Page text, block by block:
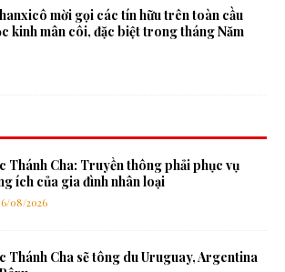
mời gọi các tín hữu trên toàn cầu
kinh mân côi, đặc biệt trong tháng Năm
Thánh Cha: Truyền thông phải phục vụ
ích của gia đình nhân loại
08/2026
Thánh Cha sẽ tông du Uruguay, Argentina